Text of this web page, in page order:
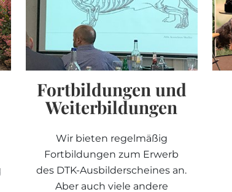
Fortbildungen und
Weiterbildungen
Wir bieten regelmäßig
des DTK-Ausbilderscheines an.
Aber auch viele andere
Teckelinteressierte finden Sie
hier.